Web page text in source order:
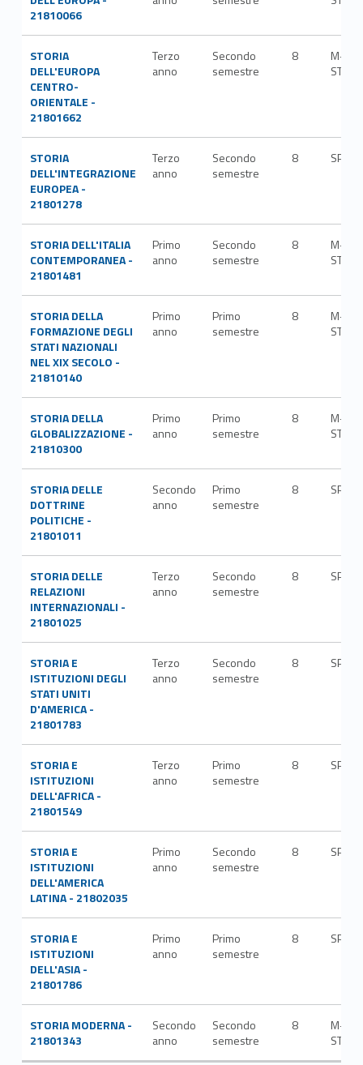
21810066
STORIA
DELL'EUROPA
CENTRO-
ORIENTALE -
21801662
Terzo
anno
Secondo
semestre
8
M-
STO/
STORIA
DELL'INTEGRAZIONE
EUROPEA -
21801278
Terzo
anno
Secondo
semestre
8 SPS/
STORIA DELL'ITALIA
CONTEMPORANEA -
21801481
Primo
anno
Secondo
semestre
8
M-
STO/
STORIA DELLA
FORMAZIONE DEGLI
STATI NAZIONALI
NEL XIX SECOLO -
21810140
Primo
anno
Primo
semestre
8
M-
STO/
STORIA DELLA
GLOBALIZZAZIONE -
21810300
Primo
anno
Primo
semestre
8
M-
STO/
STORIA DELLE
DOTTRINE
POLITICHE -
21801011
Secondo
anno
Primo
semestre
8 SPS/
STORIA DELLE
RELAZIONI
INTERNAZIONALI -
21801025
Terzo
anno
Secondo
semestre
8 SPS/
STORIA E
ISTITUZIONI DEGLI
STATI UNITI
D'AMERICA -
21801783
Terzo
anno
Secondo
semestre
8 SPS/
STORIA E
ISTITUZIONI
DELL'AFRICA -
21801549
Terzo
anno
Primo
semestre
8 SPS/
STORIA E
ISTITUZIONI
DELL'AMERICA
LATINA - 21802035
Primo
anno
Secondo
semestre
8 SPS/
STORIA E
ISTITUZIONI
DELL'ASIA -
21801786
Primo
anno
Primo
semestre
8 SPS/
STORIA MODERNA -
21801343
Secondo
anno
Secondo
semestre
8
M-
STO/